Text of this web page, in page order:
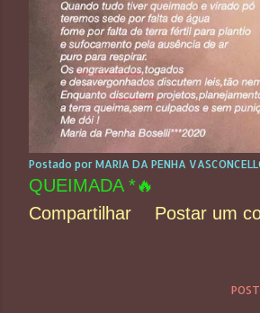
Postado por MARIA DA PENHA
QUEIMADA *🔥
Compartilhar
Postar um